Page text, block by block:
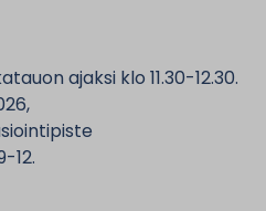
ajaksi klo 11.30-12.30.
12.